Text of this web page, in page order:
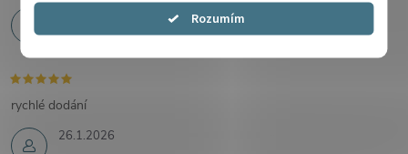
Souhlasím
26.1.2026
rychlé dodání